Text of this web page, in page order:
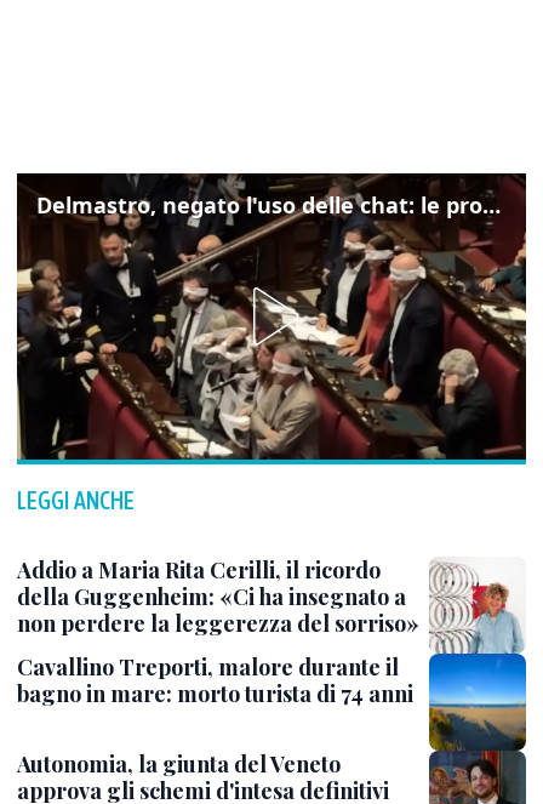
Delmastro, negato l'uso delle chat: le proteste di Avs e M5s
LEGGI ANCHE
Addio a Maria Rita Cerilli, il ricordo
della Guggenheim: «Ci ha insegnato a
non perdere la leggerezza del sorriso»
Cavallino Treporti, malore durante il
bagno in mare: morto turista di 74 anni
Autonomia, la giunta del Veneto
approva gli schemi d'intesa definitivi